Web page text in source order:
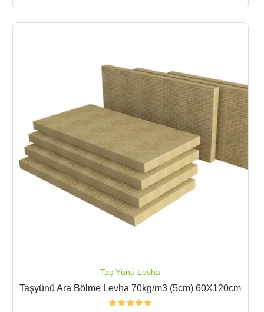
Taş Yünü Levha
Taşyünü Ara Bölme Levha 70kg/m3 (5cm) 60X120cm